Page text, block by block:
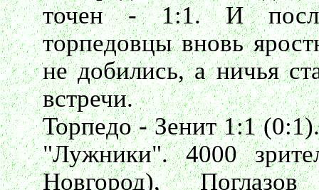
точен - 1:1. И после
торпедовцы вновь
не добились, а ничья
встречи.
Торпедо - Зенит 1:1
"Лужники". 4000
Новгород),